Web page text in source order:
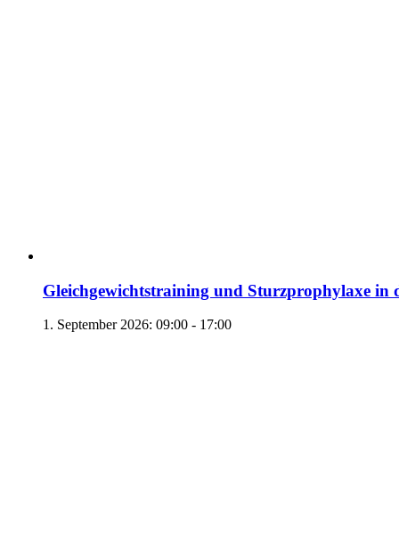
Gleichgewichtstraining und Sturzprophylaxe in
1. September 2026: 09:00 - 17:00